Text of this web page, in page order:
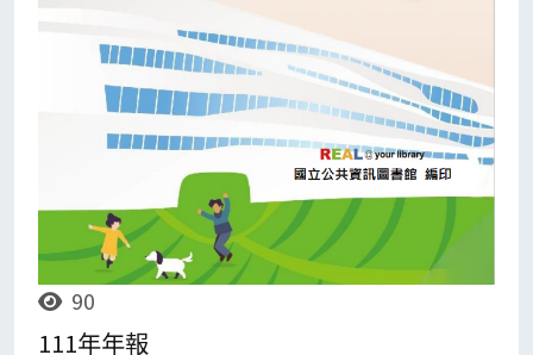
90
111年年報